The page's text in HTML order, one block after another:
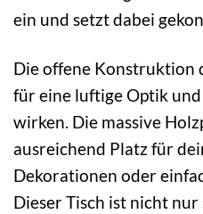
ein und setzt dabei
Die offene Konstruktion
für eine luftige Optik
wirken. Die massive
ausreichend Platz für
Dekorationen oder
Dieser Tisch ist nicht nur